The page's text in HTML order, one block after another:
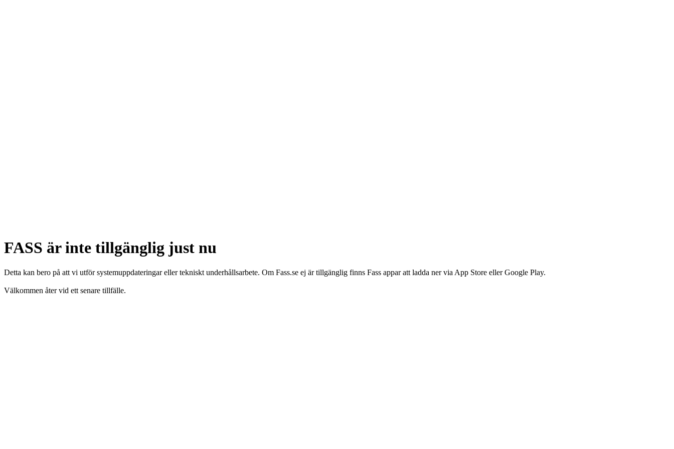
FASS är inte tillgänglig just nu
Detta kan bero på att vi utför systemuppdateringar eller tekniskt underhållsarbete. Om Fass.se ej är tillgänglig finns Fass appar att ladda ner via App Store eller Google Play.
Välkommen åter vid ett senare tillfälle.